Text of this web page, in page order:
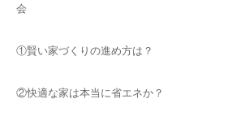
会
①賢い家づくりの進め方は？
②快適な家は本当に省エネか？